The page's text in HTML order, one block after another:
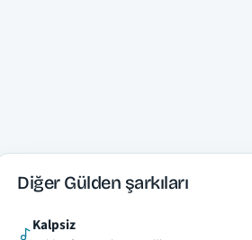
Diğer Gülden şarkıları
Kalpsiz